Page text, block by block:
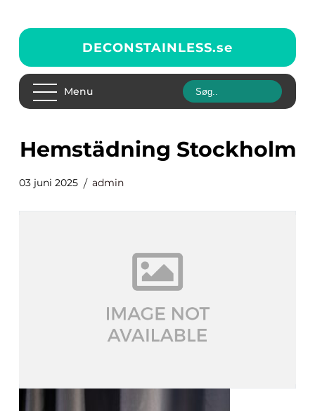
DECONSTAINLESS.se
Menu
hemstädning Stockholm
03 juni 2025 admin